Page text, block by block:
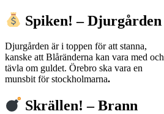
Spiken! – Djurgården
Djurgården är i toppen för att stanna,
kanske att Blåränderna kan vara med och
tävla om guldet. Örebro ska vara en
munsbit för stockholmarna.
Skrällen! – Brann